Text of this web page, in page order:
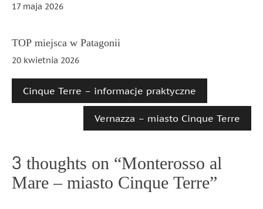
17 maja 2026
TOP miejsca w Patagonii
20 kwietnia 2026
Cinque Terre – informacje praktyczne
Vernazza – miasto Cinque Terre
3 thoughts on “Monterosso al
Mare – miasto Cinque Terre”